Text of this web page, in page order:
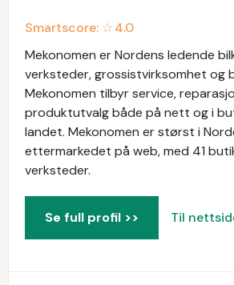
Smartscore: ☆4.0
Mekonomen er Nordens ledende
verksteder, grossistvirksomhet og
Mekonomen tilbyr service,
produktutvalg både på nett og i
landet. Mekonomen er størst i
ettermarkedet på web, med 41
verksteder.
Se full profil >> Til